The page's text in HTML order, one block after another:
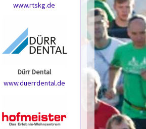
www.rtskg.de
Dürr Dental
www.duerrdental.de